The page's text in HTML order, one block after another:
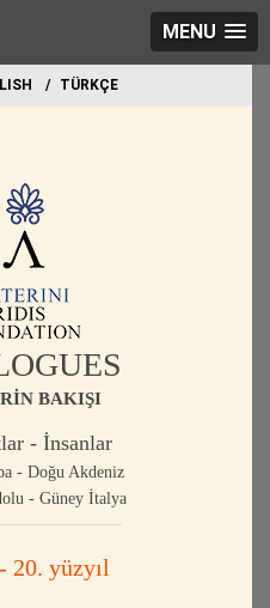
MENU
TÜRKÇE
BAKIŞI
- İnsanlar
- Doğu Akdeniz
- Güney İtalya
20. yüzyıl